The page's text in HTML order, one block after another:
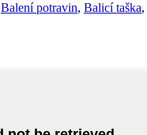
Balení potravin, Balicí taška,